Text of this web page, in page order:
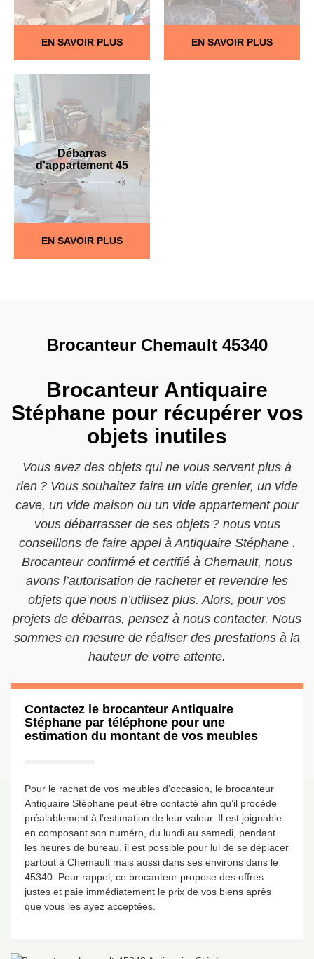
EN SAVOIR PLUS EN SAVOIR PLUS
Débarras
d'appartement 45
EN SAVOIR PLUS
Brocanteur Chemault 45340
Brocanteur Antiquaire
Stéphane pour récupérer vos
objets inutiles
Vous avez des objets qui ne vous servent plus à
rien ? Vous souhaitez faire un vide grenier, un vide
cave, un vide maison ou un vide appartement pour
vous débarrasser de ses objets ? nous vous
conseillons de faire appel à Antiquaire Stéphane .
Brocanteur confirmé et certifié à Chemault, nous
avons l’autorisation de racheter et revendre les
objets que nous n’utilisez plus. Alors, pour vos
projets de débarras, pensez à nous contacter. Nous
sommes en mesure de réaliser des prestations à la
hauteur de votre attente.
Contactez le brocanteur Antiquaire
Stéphane par téléphone pour une
estimation du montant de vos meubles
Pour le rachat de vos meubles d’occasion, le brocanteur
Antiquaire Stéphane peut être contacté afin qu’il procède
préalablement à l’estimation de leur valeur. Il est joignable
en composant son numéro, du lundi au samedi, pendant
les heures de bureau. il est possible pour lui de se déplacer
partout à Chemault mais aussi dans ses environs dans le
45340. Pour rappel, ce brocanteur propose des offres
justes et paie immédiatement le prix de vos biens après
que vous les ayez acceptées.